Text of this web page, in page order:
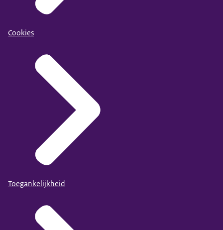
Cookies
Toegankelijkheid